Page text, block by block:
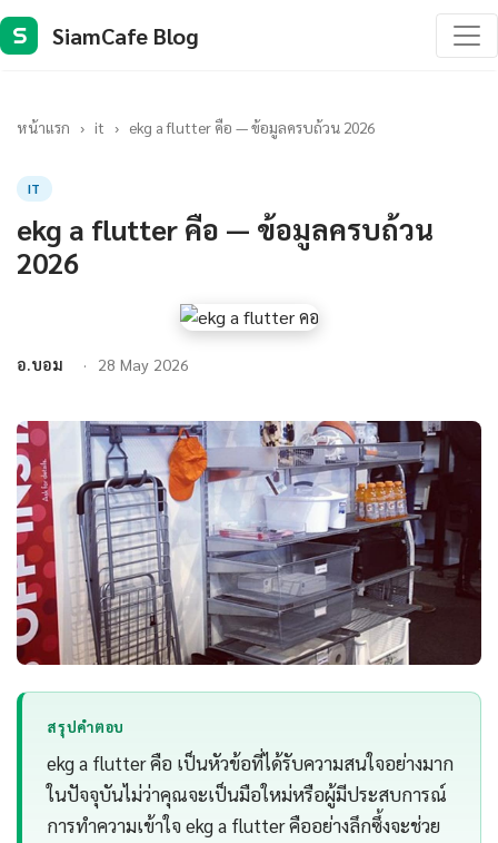
S SiamCafe Blog
หน้าแรก › it › ekg a flutter คือ — ข้อมูลครบถ้วน 2026
IT
ekg a flutter คือ — ข้อมูลครบถ้วน
2026
อ.บอม 28 May 2026
สรุปคำตอบ
ekg a flutter คือ เป็นหัวข้อที่ได้รับความสนใจอย่างมาก
ในปัจจุบันไม่ว่าคุณจะเป็นมือใหม่หรือผู้มีประสบการณ์
การทำความเข้าใจ ekg a flutter คืออย่างลึกซึ้งจะช่วย